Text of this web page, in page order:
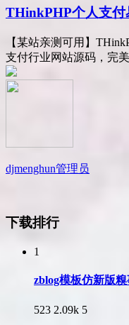
THinkPHP个人支付
【某站亲测可用】
支付行业网站源码，完
djmenghun管理员
下载排行
1
zblog模板仿新版
523 2.09k 5